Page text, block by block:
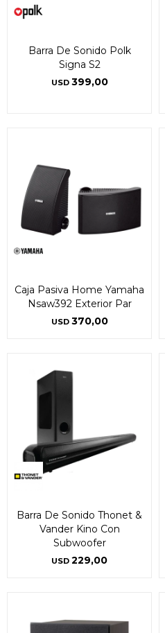
Barra De Sonido Polk
Signa S2
USD 399,00
Caja Pasiva Home Yamaha
Nsaw392 Exterior Par
USD 370,00
Barra De Sonido Thonet &
Vander Kino Con
Subwoofer
USD 229,00